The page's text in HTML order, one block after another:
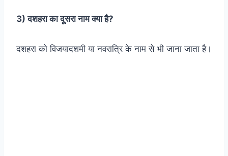
3) दशहरा का दूसरा नाम क्या है?
दशहरा को विजयादशमी या नवरात्रि के नाम से भी जाना जाता है।